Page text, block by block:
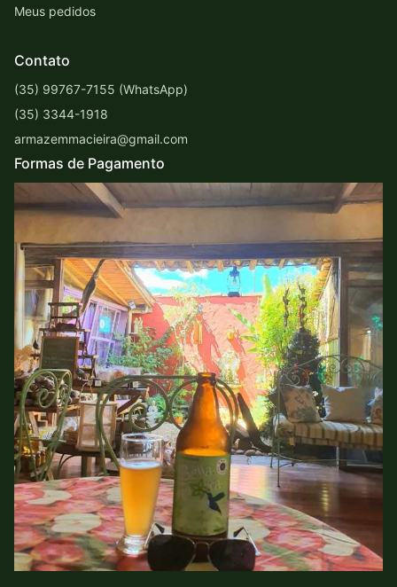
Meus pedidos
Contato
(35) 99767-7155 (WhatsApp)
(35) 3344-1918
armazemmacieira@gmail.com
Formas de Pagamento